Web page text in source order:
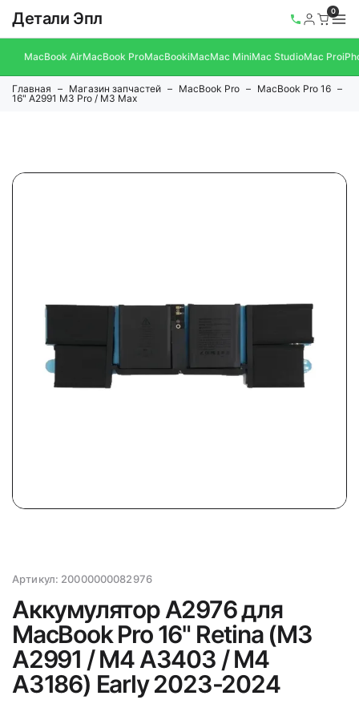
Детали Эпл 0
MacBook AirMacBook ProMacBookiMacMac MiniMac StudioMac Pro
Главная Магазин запчастей MacBook Pro
MacBook Pro 16
16" A2991 M3 Pro / M3 Max
Артикул: 20000000082976
Аккумулятор A2976 для
MacBook Pro 16" Retina (M3
A2991 / M4 A3403 / M4
A3186) Early 2023-2024